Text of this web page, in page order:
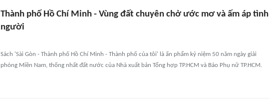
Thành phố Hồ Chí Minh - Vùng đất chuyên chở ước mơ và ấm áp tình
người
Sách 'Sài Gòn - Thành phố Hồ Chí Minh - Thành phố của tôi' là ấn phẩm kỷ niệm 50 năm ngày giải
phóng Miền Nam, thống nhất đất nước của Nhà xuất bản Tổng hợp TP.HCM và Báo Phụ nữ TP.HCM.